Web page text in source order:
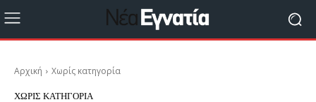
Αρχική Χωρίς κατηγορία
ΧΩΡΊΣ ΚΑΤΗΓΟΡΊΑ